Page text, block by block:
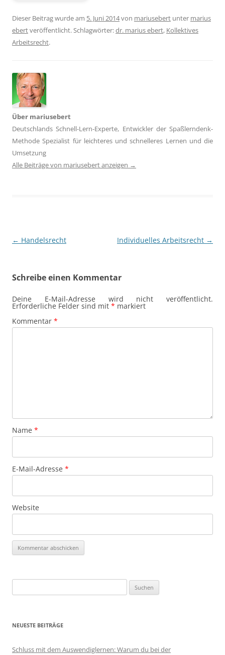
Dieser Beitrag wurde am 5. Juni 2014von mariusebert unter marius
ebertveröffentlicht. Schlagwörter:dr. marius ebert, Kollektives
Arbeitsrecht.
Über mariusebert
Deutschlands Schnell-Lern-Experte, Entwickler der Spaßlerndenk-
Methode Spezialist für leichteres und schnelleres Lernen und die
Umsetzung
Alle Beiträge von mariusebert anzeigen →
Beitragsnavigation
← Handelsrecht Individuelles Arbeitsrecht →
Schreibe einen Kommentar
Deine E-Mail-Adresse wird nicht veröffentlicht.
Erforderliche Felder sind mit * markiert
Kommentar *
Name *
E-Mail-Adresse *
Website
nach:
NEUESTE BEITRÄGE
Schluss mit dem Auswendiglernen: Warum du bei der